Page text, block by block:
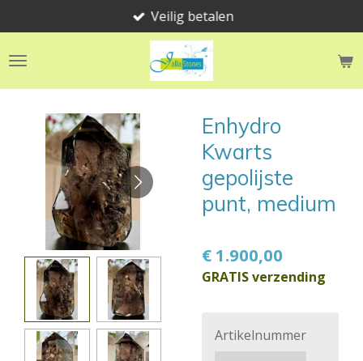
direct
naar
Veilig betalen
Enhydro
Kwarts
gepolijste
punt, medium
€ 1.900,00
GRATIS verzending
Artikelnummer